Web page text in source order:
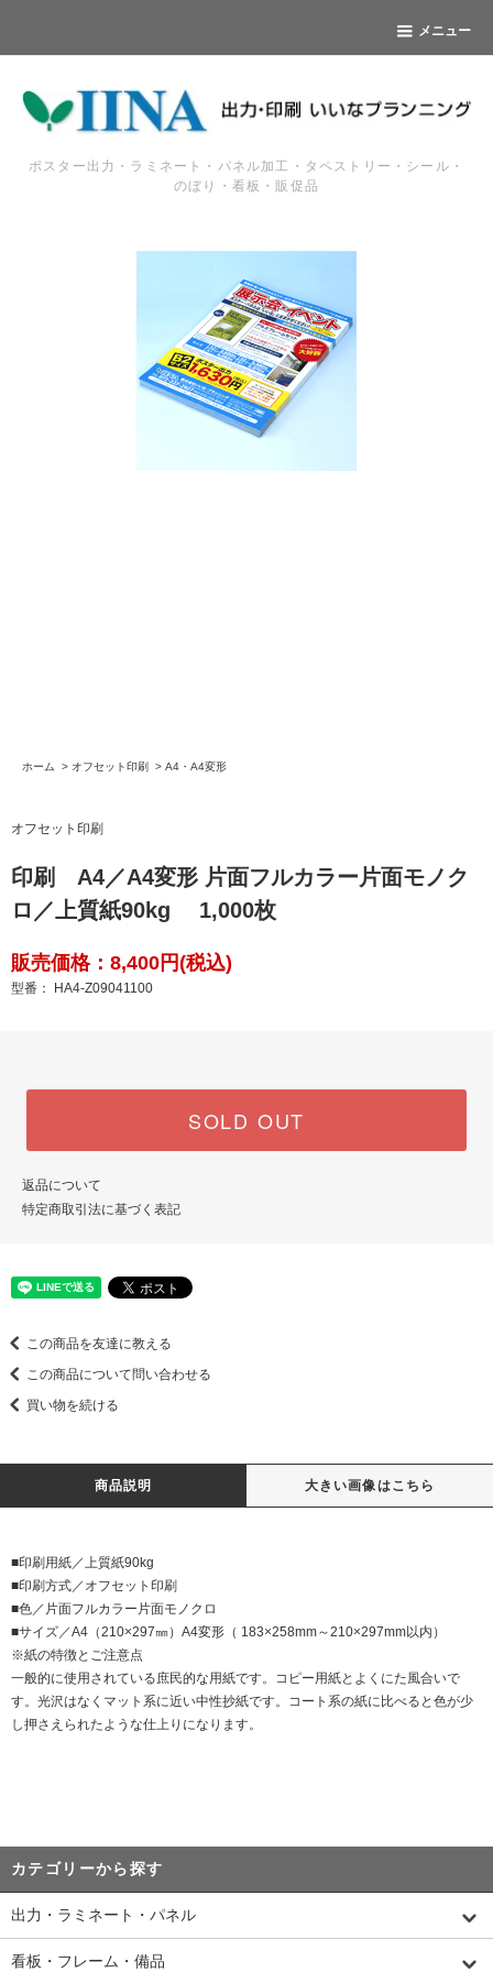
メニュー
ポスター出力・ラミネート・パネル加工・タペストリー・シール・
のぼり・看板・販促品
ホーム > オフセット印刷 > A4・A4変形
オフセット印刷
印刷 A4／A4変形 片面フルカラー片面モノク
ロ／上質紙90kg 1,000枚
販売価格：8,400円(税込)
型番： HA4-Z09041100
SOLD OUT
返品について
特定商取引法に基づく表記
この商品を友達に教える
この商品について問い合わせる
買い物を続ける
商品説明 大きい画像はこちら
■印刷用紙／上質紙90kg
■印刷方式／オフセット印刷
■色／片面フルカラー片面モノクロ
■サイズ／A4（210×297㎜）A4変形（ 183×258mm～210×297mm以内）
※紙の特徴とご注意点
一般的に使用されている庶民的な用紙です。コピー用紙とよくにた風合いで
す。光沢はなくマット系に近い中性抄紙です。コート系の紙に比べると色が少
し押さえられたような仕上りになります。
カテゴリーから探す
出力・ラミネート・パネル
看板・フレーム・備品